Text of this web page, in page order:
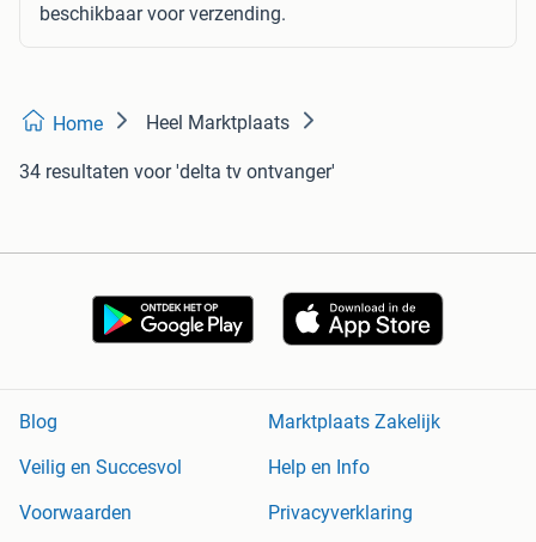
beschikbaar voor verzending.
Home Heel Marktplaats
34 resultaten voor 'delta tv ontvanger'
Blog
Marktplaats Zakelijk
Veilig en Succesvol
Help en Info
Voorwaarden
Privacyverklaring